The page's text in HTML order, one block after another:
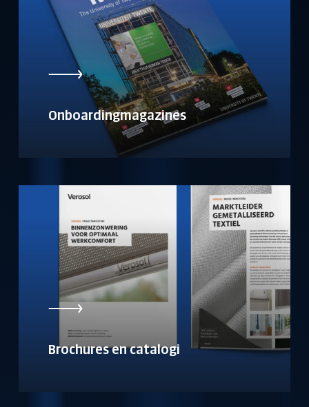
Geen producten in de
winkelwagen.
Ga Naar Winkel
Onboardingmagazines
Brochures en catalogi